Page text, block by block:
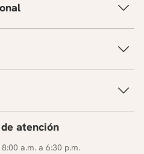
atención
a.m. a 6:30 p.m.